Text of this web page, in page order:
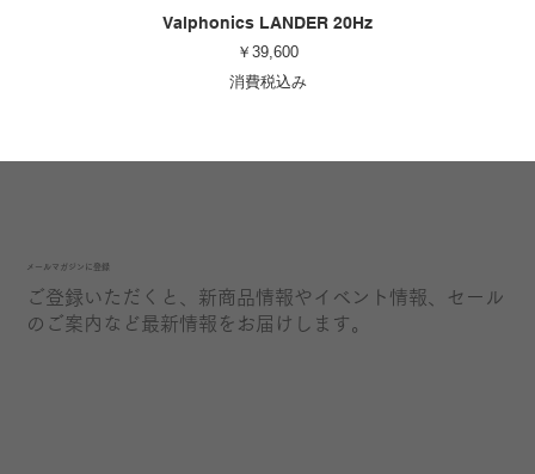
Valphonics LANDER 20Hz
価格
￥39,600
消費税込み
​メールマガジンに登録
ご登録いただくと、新商品情報やイベント情報、セール
のご案内など最新情報をお届けします。